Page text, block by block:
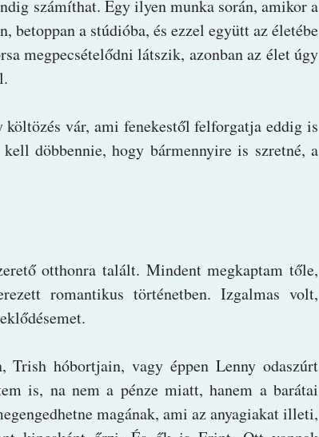
számíthat. Egy ilyen munka során, amikor a
betoppan a stúdióba, és ezzel együtt az életébe
megpecsételődni látszik, azonban az élet úgy
vár, ami fenekestől felforgatja eddig is
döbbennie, hogy bármennyire is szretné, a
otthonra talált. Mindent megkaptam tőle,
romantikus történetben. Izgalmas volt,
Trish hóbortjain, vagy éppen Lenny odaszúrt
is, na nem a pénze miatt, hanem a barátai
magának, ami az anyagiakat illeti,